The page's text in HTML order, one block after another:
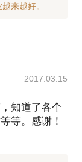
2017.03.15
知道了各个
等。感谢！